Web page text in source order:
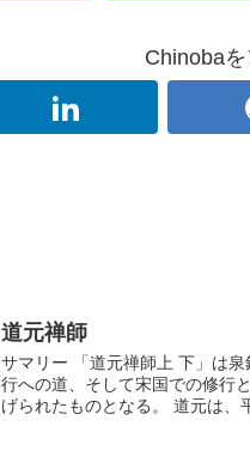
Chinoba
道元禅師
サマリー 「道元禅師上 下」は
行への道、そして宋国での修行
げられたものとなる。 道元は、